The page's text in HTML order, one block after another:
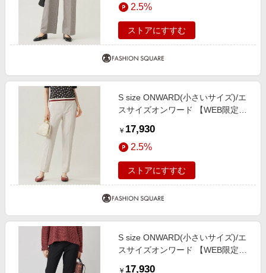
32 2.5%
ストアにすすむ
S size ONWARD(小さいサイズ)/エ
スサイズオンワード 【WEB限定カ
ギャバテーパード パンツ ベージュ
34
￥ 17,930
2.5%
ストアにすすむ
S size ONWARD(小さいサイズ)/エ
スサイズオンワード 【WEB限定カ
￥ 17,930